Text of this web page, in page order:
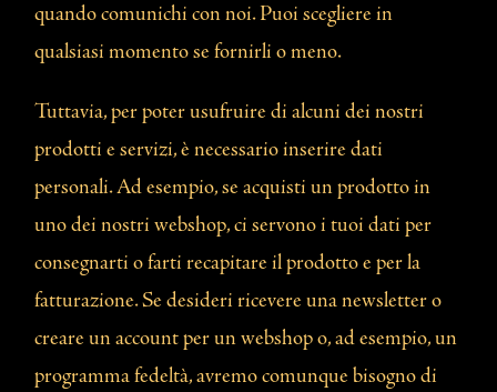
quando comunichi con noi. Puoi scegliere in
qualsiasi momento se fornirli o meno.
Tuttavia, per poter usufruire di alcuni dei nostri
prodotti e servizi, è necessario inserire dati
personali. Ad esempio, se acquisti un prodotto in
uno dei nostri webshop, ci servono i tuoi dati per
consegnarti o farti recapitare il prodotto e per la
fatturazione. Se desideri ricevere una newsletter o
creare un account per un webshop o, ad esempio, un
programma fedeltà, avremo comunque bisogno di